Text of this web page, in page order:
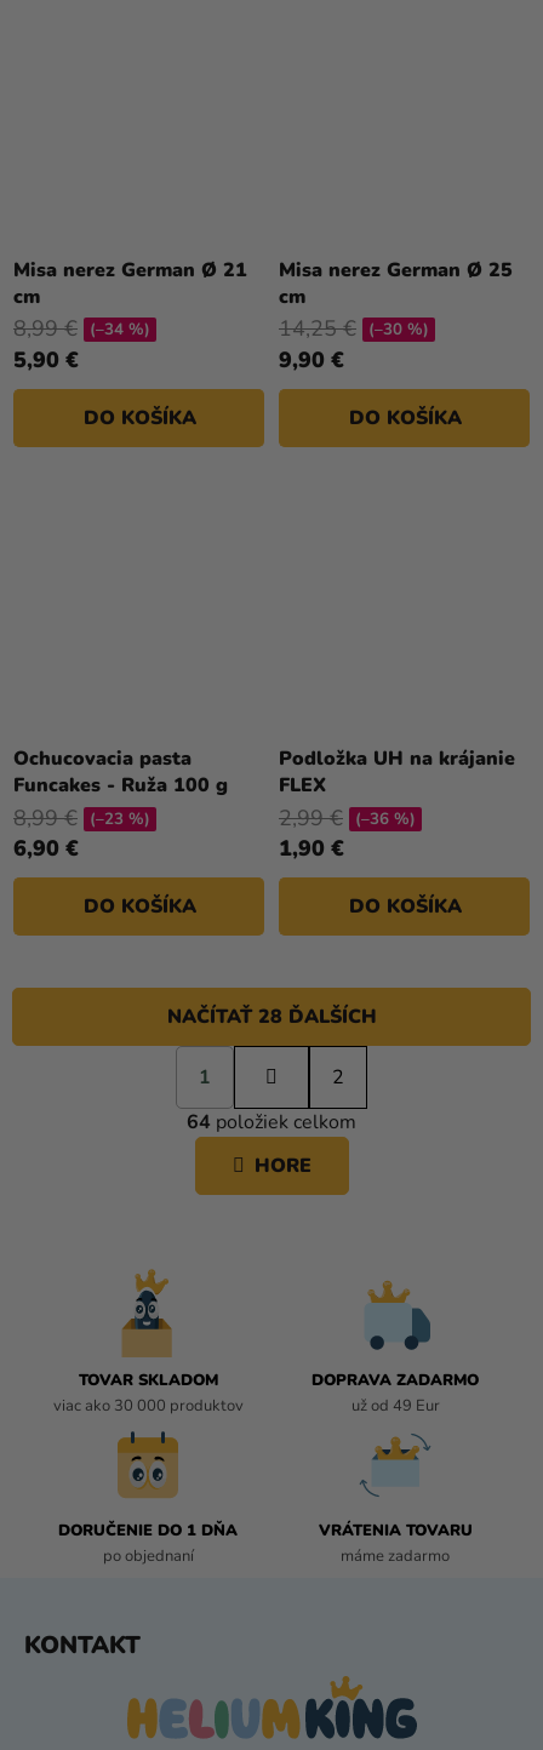
Misa nerez German Ø 21
cm
5,90 €
8,99 € (–34 %)
DO KOŠÍKA
Misa nerez German Ø 25
cm
9,90 €
14,25 € (–30 %)
DO KOŠÍKA
Ochucovacia pasta
Funcakes - Ruža 100 g
6,90 €
8,99 € (–23 %)
DO KOŠÍKA
Podložka UH na krájanie
FLEX
1,90 €
2,99 € (–36 %)
DO KOŠÍKA
O
V
L
Á
NAČÍTAŤ 28 ĎALŠÍCH
S
t
r
á
k
o
1
2
64 položiek celkom
HORE
TOVAR SKLADOM
viac ako 30 000 produktov
DOPRAVA ZADARMO
už od 49 Eur
DORUČENIE DO 1 DŇA
po objednaní
VRÁTENIA TOVARU
máme zadarmo
KONTAKT